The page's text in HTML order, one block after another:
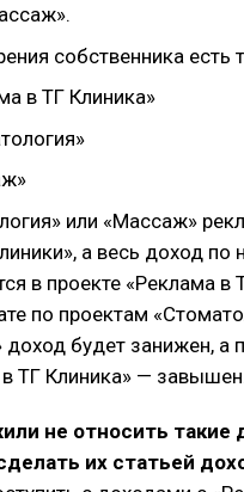
собственника есть
в ТГ Клиника»
или «Массаж»
а весь доход по
в проекте «Реклама в
по проектам
будет занижен, а
ТГ Клиника» — завышен.
не относить такие
их статьей